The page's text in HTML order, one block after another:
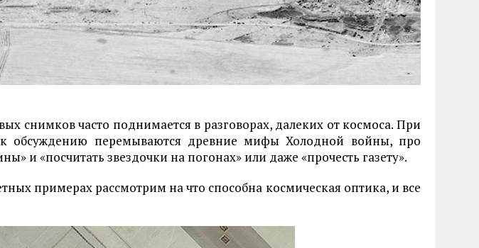
снимков часто поднимается в разговорах, далеких от космоса. При
обсуждению перемываются древние мифы Холодной войны, про
и «посчитать звездочки на погонах» или даже «прочесть газету».
примерах рассмотрим на что способна космическая оптика, и все